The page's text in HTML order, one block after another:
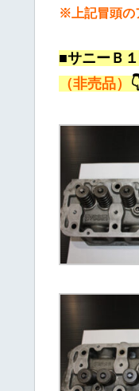
※上記冒頭の
■サニーＢ
（非売品）